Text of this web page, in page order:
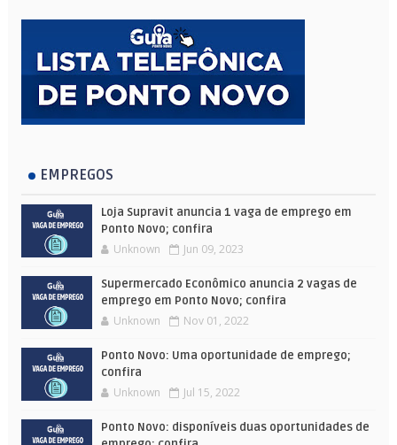
EMPREGOS
Loja Supravit anuncia 1 vaga de emprego em
Ponto Novo; confira
Unknown Jun 09, 2023
Supermercado Econômico anuncia 2 vagas de
emprego em Ponto Novo; confira
Unknown Nov 01, 2022
Ponto Novo: Uma oportunidade de emprego;
confira
Unknown Jul 15, 2022
Ponto Novo: disponíveis duas oportunidades de